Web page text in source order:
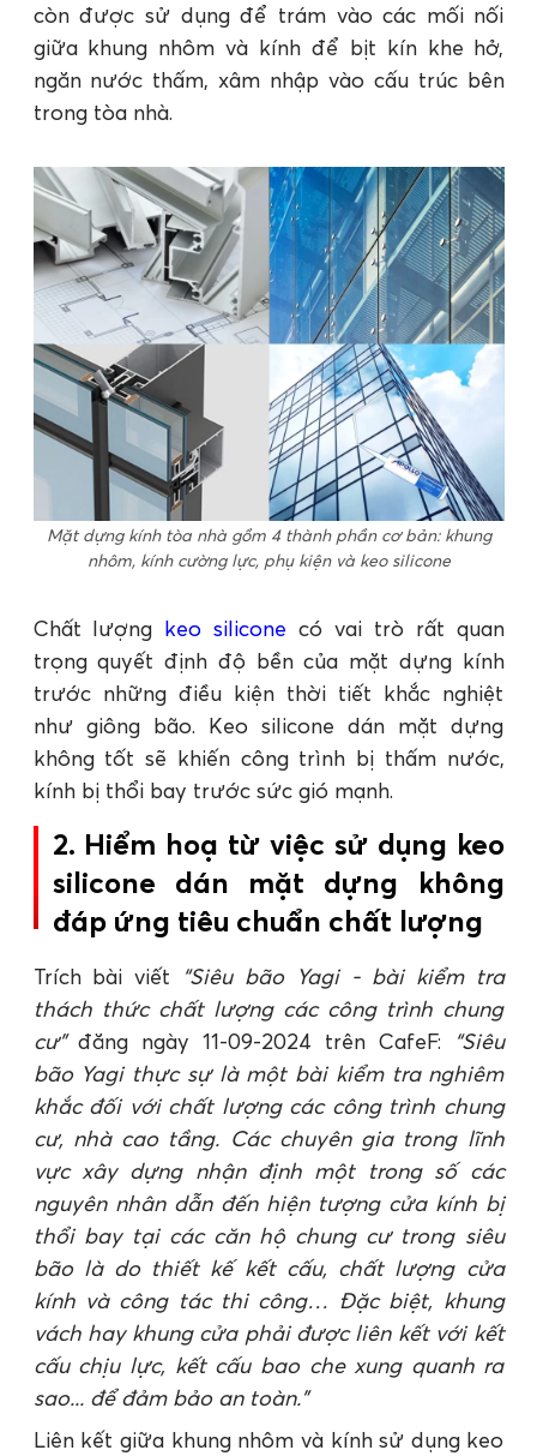
còn được sử dụng để trám vào các mối nối
giữa khung nhôm và kính để bịt kín khe hở,
ngăn nước thấm, xâm nhập vào cấu trúc bên
trong tòa nhà.
Mặt dựng kính tòa nhà gồm 4 thành phần cơ bản: khung
nhôm, kính cường lực, phụ kiện và keo silicone
Chất lượng keo silicone có vai trò rất quan
trọng quyết định độ bền của mặt dựng kính
trước những điều kiện thời tiết khắc nghiệt
như giông bão. Keo silicone dán mặt dựng
không tốt sẽ khiến công trình bị thấm nước,
kính bị thổi bay trước sức gió mạnh.
2. Hiểm hoạ từ việc sử dụng keo
silicone dán mặt dựng không
đáp ứng tiêu chuẩn chất lượng
Trích bài viết
“Siêu bão Yagi - bài kiểm tra
thách thức chất lượng các công trình chung
cư”đăng ngày 11-09-2024 trên CafeF: “Siêu
bão Yagi thực sự là một bài kiểm tra nghiêm
khắc đối với chất lượng các công trình chung
cư, nhà cao tầng. Các chuyên gia trong lĩnh
vực xây dựng nhận định một trong số các
nguyên nhân dẫn đến hiện tượng cửa kính bị
thổi bay tại các căn hộ chung cư trong siêu
bão là do thiết kế kết cấu, chất lượng cửa
kính và công tác thi công… Đặc biệt, khung
vách hay khung cửa phải được liên kết với kết
cấu chịu lực, kết cấu bao che xung quanh ra
sao... để đảm bảo an toàn.”
Liên kết giữa khung nhôm và kính sử dụng keo